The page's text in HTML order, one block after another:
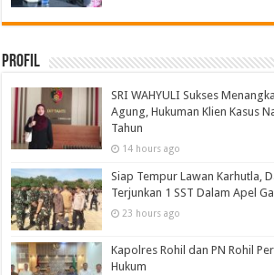
Profil
SRI WAHYULI Sukses
Agung, Hukuman Klien Kasus
Tahun
14 hours ago
Siap Tempur Lawan Karhutla,
Terjunkan 1 SST Dalam Apel
23 hours ago
Kapolres Rohil dan PN Rohil
Hukum